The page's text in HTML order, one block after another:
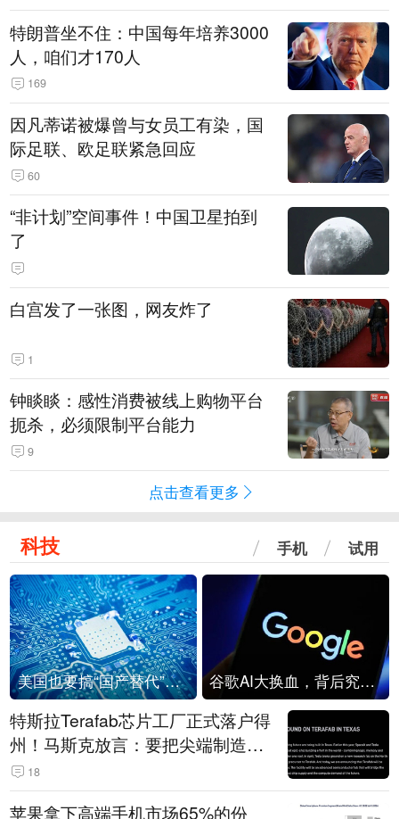
特朗普坐不住：中国每年培养3000
人，咱们才170人
169
因凡蒂诺被爆曾与女员工有染，国
际足联、欧足联紧急回应
60
“非计划”空间事件！中国卫星拍到
了
白宫发了一张图，网友炸了
1
钟睒睒：感性消费被线上购物平台
扼杀，必须限制平台能力
9
点击查看更多
科技 手机 试用
美国也要搞“国产替代”？先算清三笔账 谷歌AI大换血，背后究竟发生了什么？
特斯拉Terafab芯片工厂正式落户得
州！马斯克放言：要把尖端制造带
回美国
18
苹果拿下高端手机市场65%的份